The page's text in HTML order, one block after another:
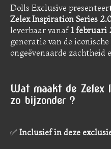
Dolls Exclusive
Zelex Inspiration Series
leverbaar vanaf 1 februari
generatie van de
ongeëvenaarde zachtheid
Wat maakt de Zelex
zo bijzonder ?
✅ Inclusief in deze